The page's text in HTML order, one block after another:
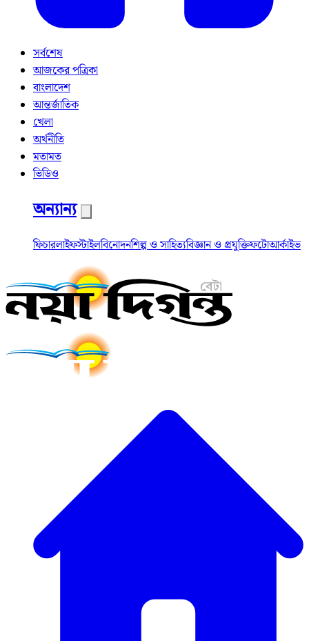
সর্বশেষ
আজকের পত্রিকা
বাংলাদেশ
আন্তর্জাতিক
খেলা
অর্থনীতি
মতামত
ভিডিও
অন্যান্য
ফিচারলাইফস্টাইলবিনোদনশিল্প ও সাহিত্যবিজ্ঞান ও প্রযুক্তিফটোআর্কাইভ